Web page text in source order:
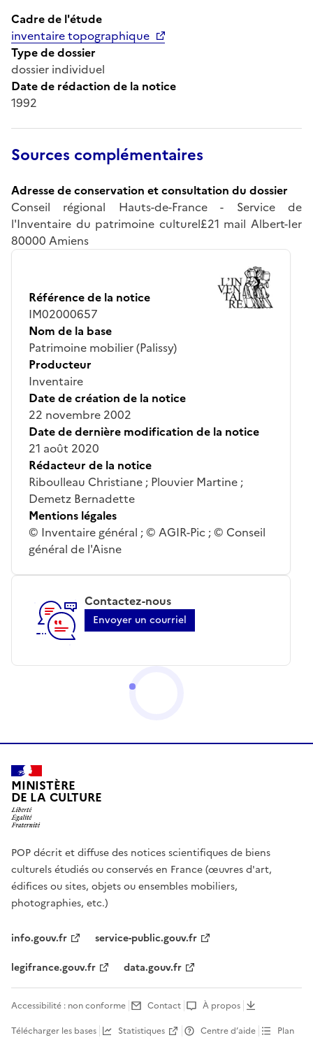
Cadre de l'étude
inventaire topographique
Type de dossier
dossier individuel
Date de rédaction de la notice
1992
Sources complémentaires
Adresse de conservation et consultation du dossier
Conseil régional Hauts-de-France - Service de
l'Inventaire du patrimoine culturel£21 mail Albert-Ier
80000 Amiens
Référence de la notice
IM02000657
Nom de la base
Patrimoine mobilier (Palissy)
Producteur
Inventaire
Date de création de la notice
22 novembre 2002
Date de dernière modification de la notice
21 août 2020
Rédacteur de la notice
Riboulleau Christiane ; Plouvier Martine ;
Demetz Bernadette
Mentions légales
© Inventaire général ; © AGIR-Pic ; © Conseil
général de l'Aisne
Contactez-nous
Envoyer un courriel
MINISTÈRE
DE LA CULTURE
POP décrit et diffuse des notices scientifiques de biens
culturels étudiés ou conservés en France (œuvres d'art,
édifices ou sites, objets ou ensembles mobiliers,
photographies, etc.)
info.gouv.fr
service-public.gouv.fr
legifrance.gouv.fr
data.gouv.fr
Accessibilité : non conforme Contact
À propos
Télécharger les bases
Statistiques Centre d’aide Plan